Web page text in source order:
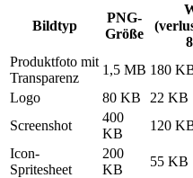
Bildtyp
PNG-
Größe
Produktfoto mit
Transparenz
1,5 MB 180
Logo
80 KB 22 KB
Screenshot
400
KB
120
Icon-
Spritesheet
200
KB
55 KB